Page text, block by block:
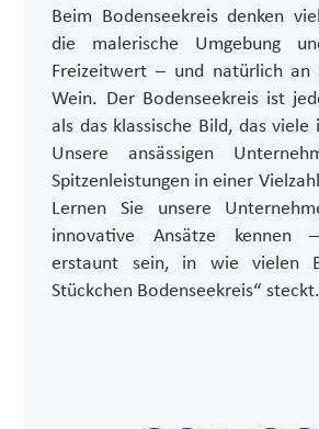
Beim Bodenseekreis denken
die malerische Umgebung
Freizeitwert – und natürlich an
Wein. Der Bodenseekreis ist
als das klassische Bild, das
Unsere ansässigen
Spitzenleistungen in einer
Lernen Sie unsere
innovative Ansätze kennen
erstaunt sein, in wie vielen
Stückchen Bodenseekreis“ steckt.